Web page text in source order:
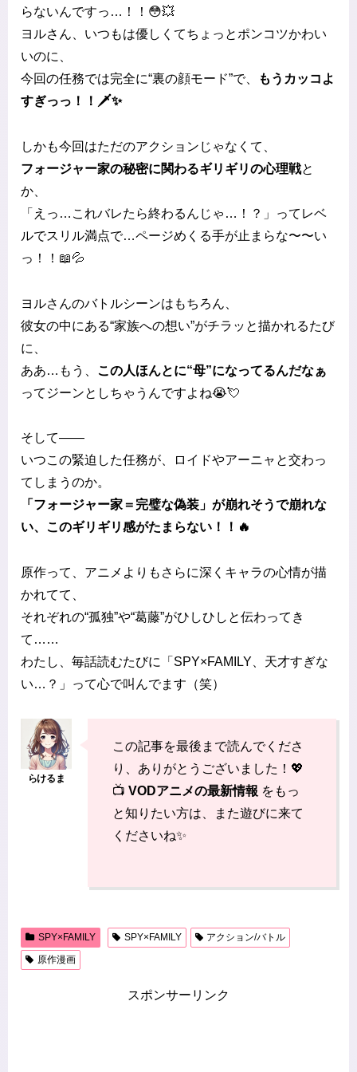
らないんですっ…！！😳💥
ヨルさん、いつもは優しくてちょっとポンコツかわい
いのに、
今回の任務では完全に“裏の顔モード”で、
もうカッコよ
すぎっっ！！🗡✨
しかも今回はただのアクションじゃなくて、
フォージャー家の秘密に関わるギリギリの心理戦と
か、
「えっ…これバレたら終わるんじゃ…！？」ってレベ
ルでスリル満点で…ページめくる手が止まらな〜〜い
っ！！📖💦
ヨルさんのバトルシーンはもちろん、
彼女の中にある“家族への想い”がチラッと描かれるたび
に、
ああ…もう、 この人ほんとに“母”になってるんだなぁ
ってジーンとしちゃうんですよね😭💘
そして――
いつこの緊迫した任務が、ロイドやアーニャと交わっ
てしまうのか。
「フォージャー家＝完璧な偽装」が崩れそうで崩れな
い、このギリギリ感がたまらない！！🔥
原作って、アニメよりもさらに深くキャラの心情が描
かれてて、
それぞれの“孤独”や“葛藤”がひしひしと伝わってき
て……
わたし、毎話読むたびに「SPY×FAMILY、天才すぎな
い…？」って心で叫んでます（笑）
この記事を最後まで読んでくださ
り、ありがとうございました！💖
📺 VODアニメの最新情報 をもっ
と知りたい方は、また遊びに来て
くださいね✨
SPY×FAMILY SPY×FAMILY
アクション/バトル
原作漫画
スポンサーリンク